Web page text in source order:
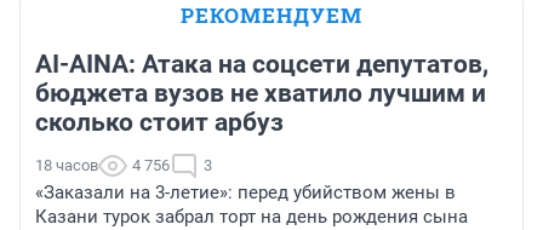
РЕКОМЕНДУЕМ
AI-AINA: Атака на соцсети депутатов,
бюджета вузов не хватило лучшим и
сколько стоит арбуз
18 часов 4 756 3
«Заказали на 3-летие»: перед убийством жены в
Казани турок забрал торт на день рождения сына